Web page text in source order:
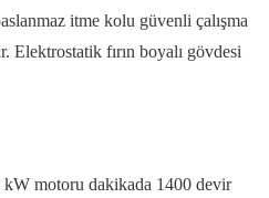
itme kolu güvenli çalışma
Elektrostatik fırın boyalı gövdesi
motoru dakikada 1400 devir